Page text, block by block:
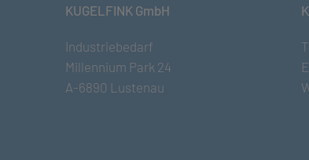
KUGELFINK GmbH
Industriebedarf
Millennium Park 24
A-6890 Lustenau
T
E